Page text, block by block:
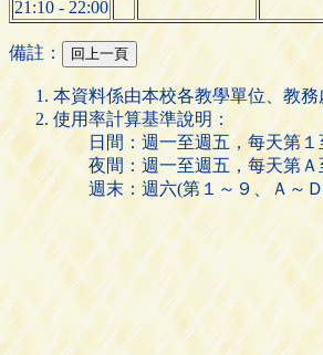
21:10 - 22:00
備註：
本資料係由本校各教學單位、教
使用率計算基準說明：
日間：週一至週五，每天第１
夜間：週一至週五，每天第Ａ
週末：週六(第１～９、Ａ～Ｄ